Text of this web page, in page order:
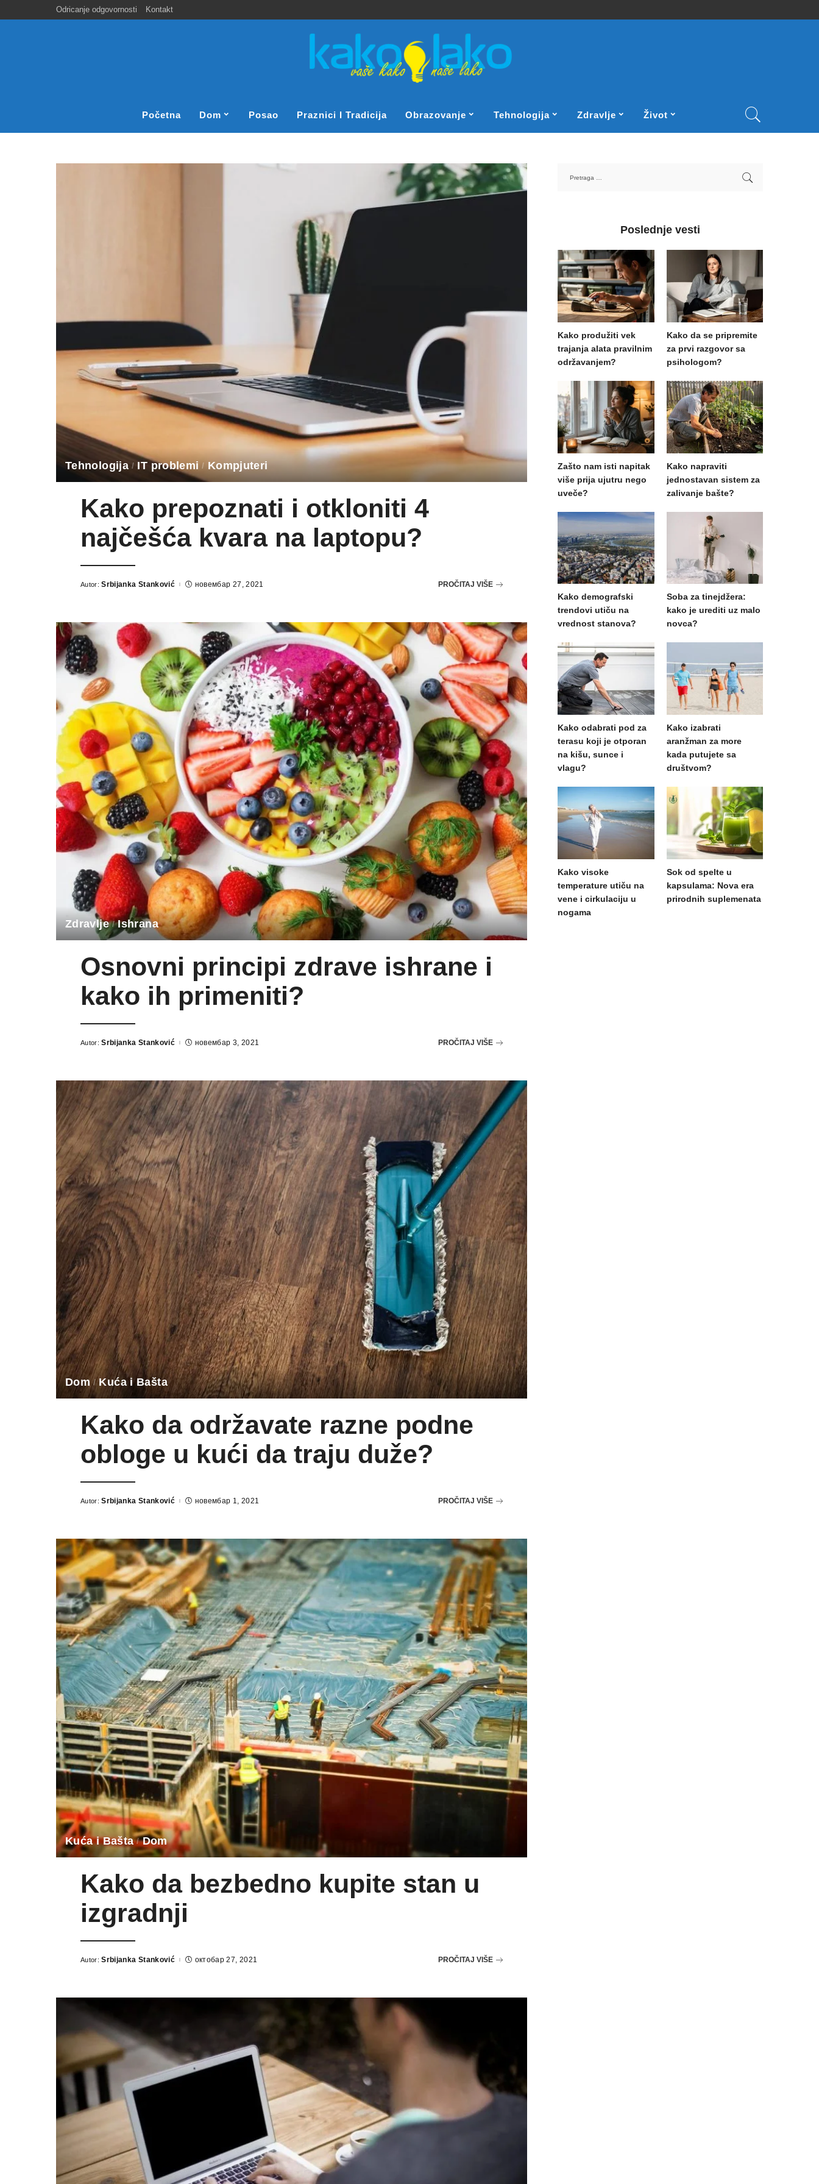
Odricanje odgovornosti Kontakt
Početna Dom Posao Praznici I Tradicija Obrazovanje Tehnologija Zdravlje Život
Tehnologija IT problemi Kompjuteri
Kako prepoznati i otkloniti 4
najčešća kvara na laptopu?
Posted
Autor: Srbijanka Stanković новембар 27, 2021 PROČITAJ VIŠE
Zdravlje Ishrana
Osnovni principi zdrave ishrane i
kako ih primeniti?
Posted
Autor: Srbijanka Stanković новембар 3, 2021 PROČITAJ VIŠE
Dom Kuća i Bašta
Kako da održavate razne podne
obloge u kući da traju duže?
Posted
Autor: Srbijanka Stanković новембар 1, 2021 PROČITAJ VIŠE
Kuća i Bašta Dom
Kako da bezbedno kupite stan u
izgradnji
Posted
Autor: Srbijanka Stanković октобар 27, 2021 PROČITAJ VIŠE
Poslednje vesti
Kako produžiti vek
trajanja alata pravilnim
održavanjem?
Kako da se pripremite
za prvi razgovor sa
psihologom?
Zašto nam isti napitak
više prija ujutru nego
uveče?
Kako napraviti
jednostavan sistem za
zalivanje bašte?
Kako demografski
trendovi utiču na
vrednost stanova?
Soba za tinejdžera:
kako je urediti uz malo
novca?
Kako odabrati pod za
terasu koji je otporan
na kišu, sunce i
vlagu?
Kako izabrati
aranžman za more
kada putujete sa
društvom?
Kako visoke
temperature utiču na
vene i cirkulaciju u
nogama
Sok od spelte u
kapsulama: Nova era
prirodnih suplemenata